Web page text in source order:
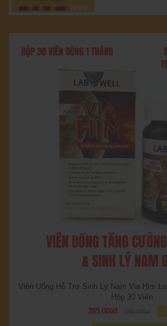
Viên Uống Hỗ Trợ Sinh Lý Nam Via Him
Hộp 30 Viên
285.000đ
-